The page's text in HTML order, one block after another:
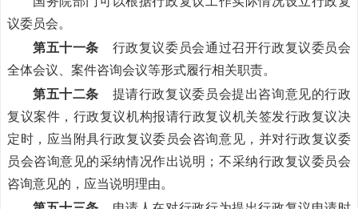
议委员会。
第五十一条 行政复议委员会通过召开行政复议委员会
全体会议、案件咨询会议等形式履行相关职责。
第五十二条 提请行政复议委员会提出咨询意见的行政
复议案件，行政复议机构报请行政复议机关签发行政复议决
定时，应当附具行政复议委员会咨询意见，并对行政复议委
员会咨询意见的采纳情况作出说明；不采纳行政复议委员会
咨询意见的，应当说明理由。